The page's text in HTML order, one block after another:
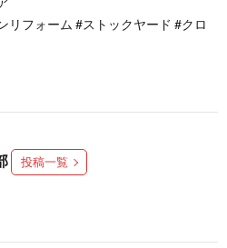
リフォーム #ストックヤード #クロ
投稿一覧